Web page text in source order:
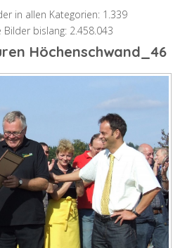
in allen Kategorien: 1.339
Bilder bislang: 2.458.043
Höchenschwand_46